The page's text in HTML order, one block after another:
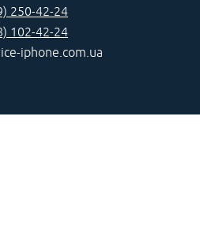
250-42-24
102-42-24
iphone.com.ua